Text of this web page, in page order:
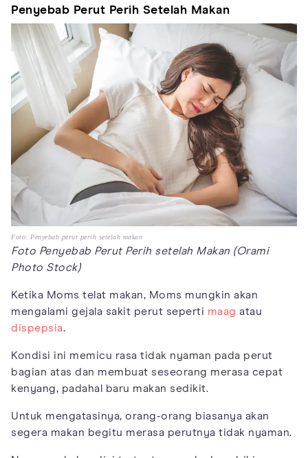
Penyebab Perut Perih Setelah Makan
Foto: Penyebab perut perih setelah makan
Foto Penyebab Perut Perih setelah Makan (Orami
Photo Stock)
Ketika Moms telat makan, Moms mungkin akan
mengalami gejala sakit perut seperti maag atau
dispepsia.
Kondisi ini memicu rasa tidak nyaman pada perut
bagian atas dan membuat seseorang merasa cepat
kenyang, padahal baru makan sedikit.
Untuk mengatasinya, orang-orang biasanya akan
segera makan begitu merasa perutnya tidak nyaman.